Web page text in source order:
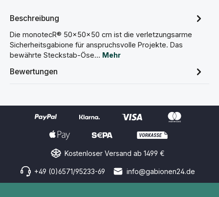
Beschreibung
Die monotecR® 50×50×50 cm ist die verletzungsarme
Sicherheitsgabione für anspruchsvolle Projekte. Das
bewährte Steckstab-Öse… Mehr
Bewertungen
Kostenloser Versand ab 1499 €
+49 (0)6571/95233-69 info@gabionen24.de